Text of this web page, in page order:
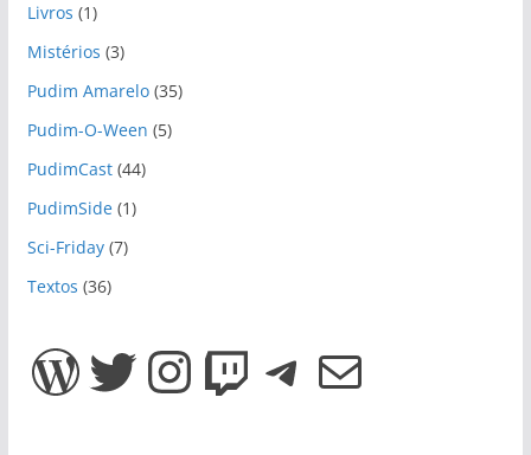
Livros (1)
Mistérios (3)
Pudim Amarelo(35)
Pudim-O-Ween (5)
PudimCast(44)
PudimSide(1)
Sci-Friday(7)
Textos (36)
WordPress Twitter InstagramTwitch Telegram E-mail